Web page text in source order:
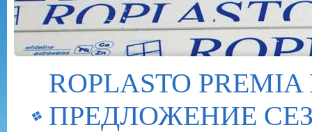
ROPLASTO
ПРЕДЛОЖЕНИЕ